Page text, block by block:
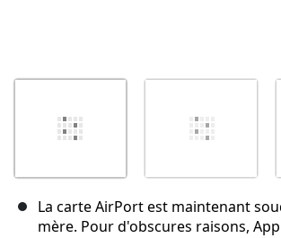
La carte AirPort est maintenant
mère. Pour d'obscures raisons,